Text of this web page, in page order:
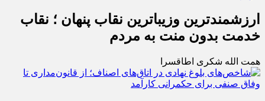
ارزشمندترین وزیباترین نقاب پنهان ؛ نقاب
خدمت بدون منت به مردم
همت الله شکری اطاقسرا